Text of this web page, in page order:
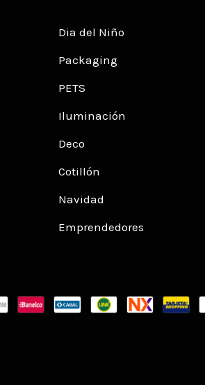
Dia del Niño
Packaging
PETS
Iluminación
Deco
Cotillón
Navidad
Emprendedores